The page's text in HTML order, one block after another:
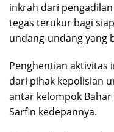
inkrah dari
tegas terukur bagi
undang-undang yang
Penghentian aktivitas
dari pihak kepolisian
antar kelompok
Sarfin kedepannya.